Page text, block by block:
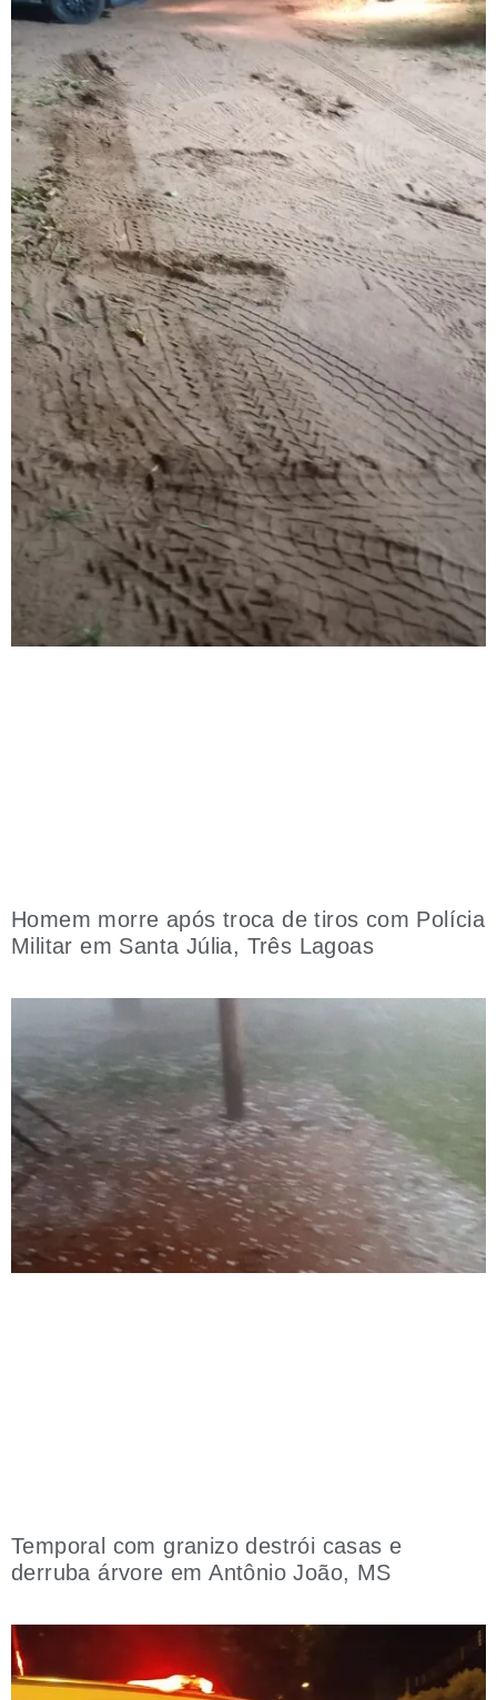
Homem morre após troca de tiros com Polícia
Militar em Santa Júlia, Três Lagoas
Temporal com granizo destrói casas e
derruba árvore em Antônio João, MS